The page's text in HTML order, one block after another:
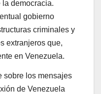
la democracia.
gobierno
criminales y
extranjeros que,
en Venezuela.
sobre los mensajes
de Venezuela